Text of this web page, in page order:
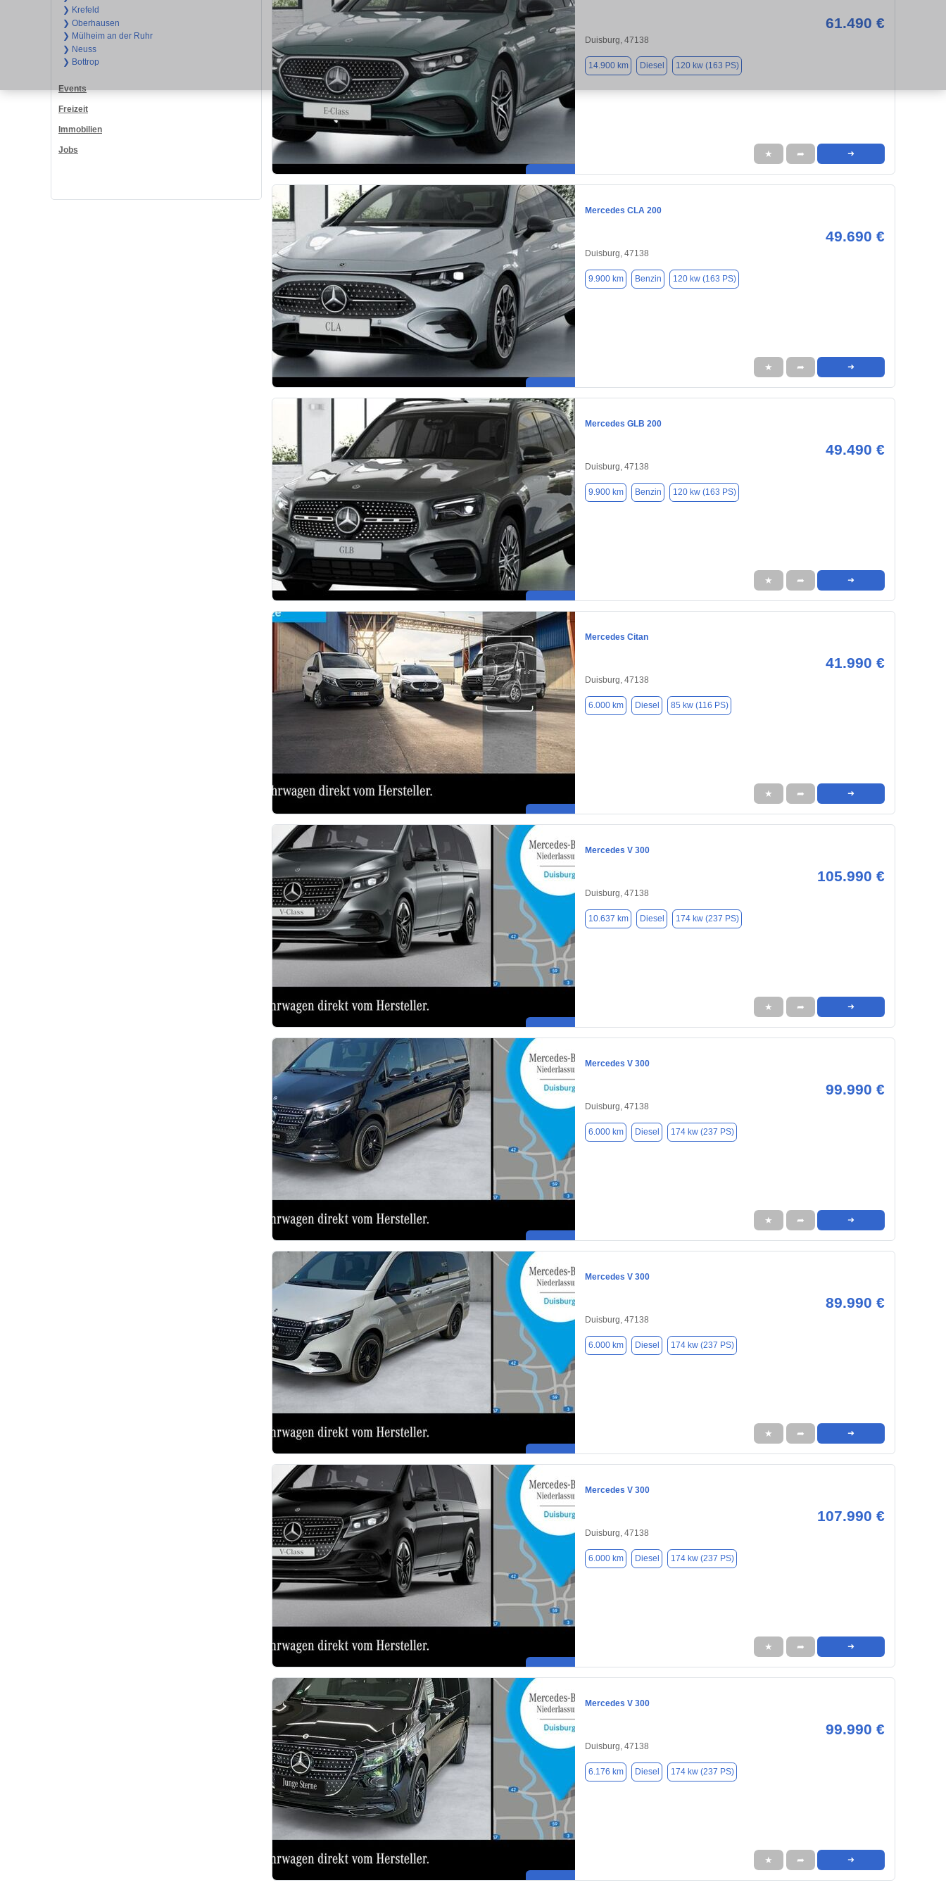
❯ Krefeld
❯ Oberhausen
❯ Mülheim an der Ruhr
❯ Neuss
❯ Bottrop
Events
Freizeit
Immobilien
Jobs
61.490 €
Duisburg, 47138
14.900 km Diesel 120 kw (163 PS)
★ ➦ ➜
Mercedes CLA 200
49.690 €
Duisburg, 47138
9.900 km Benzin 120 kw (163 PS)
★ ➦ ➜
Mercedes GLB 200
49.490 €
Duisburg, 47138
9.900 km Benzin 120 kw (163 PS)
★ ➦ ➜
Mercedes Citan
41.990 €
Duisburg, 47138
6.000 km Diesel 85 kw (116 PS)
★ ➦ ➜
Mercedes V 300
105.990 €
Duisburg, 47138
10.637 km Diesel 174 kw (237 PS)
★ ➦ ➜
Mercedes V 300
99.990 €
Duisburg, 47138
6.000 km Diesel 174 kw (237 PS)
★ ➦ ➜
Mercedes V 300
89.990 €
Duisburg, 47138
6.000 km Diesel 174 kw (237 PS)
★ ➦ ➜
Mercedes V 300
107.990 €
Duisburg, 47138
6.000 km Diesel 174 kw (237 PS)
★ ➦ ➜
Mercedes V 300
99.990 €
Duisburg, 47138
6.176 km Diesel 174 kw (237 PS)
★ ➦ ➜